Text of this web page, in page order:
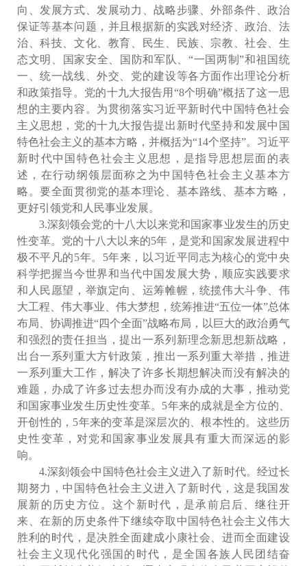
向、发展方式、发展动力、战略步骤、外部条件、政治
保证等基本问题，并且根据新的实践对经济、政治、法
治、科技、文化、教育、民生、民族、宗教、社会、生
态文明、国家安全、国防和军队、“一国两制”和祖国统
一、统一战线、外交、党的建设等各方面作出理论分析
和政策指导。党的十九大报告用“8个明确”概括了这一思
想的主要内容。为贯彻落实习近平新时代中国特色社会
主义思想，党的十九大报告提出新时代坚持和发展中国
特色社会主义的基本方略，并概括为“14个坚持”。习近平
新时代中国特色社会主义思想，是指导思想层面的表
述，在行动纲领层面称之为中国特色社会主义基本方
略。要全面贯彻党的基本理论、基本路线、基本方略，
更好引领党和人民事业发展。
3.深刻领会党的十八大以来党和国家事业发生的历史
性变革。党的十八大以来的5年，是党和国家发展进程中
极不平凡的5年。5年来，以习近平同志为核心的党中央
科学把握当今世界和当代中国发展大势，顺应实践要求
和人民愿望，举旗定向、运筹帷幄，统揽伟大斗争、伟
大工程、伟大事业、伟大梦想，统筹推进“五位一体”总体
布局、协调推进“四个全面”战略布局，以巨大的政治勇气
和强烈的责任担当，提出一系列新理念新思想新战略，
出台一系列重大方针政策，推出一系列重大举措，推进
一系列重大工作，解决了许多长期想解决而没有解决的
难题，办成了许多过去想办而没有办成的大事，推动党
和国家事业发生历史性变革。5年来的成就是全方位的、
开创性的，5年来的变革是深层次的、根本性的。这些历
史性变革，对党和国家事业发展具有重大而深远的影
响。
4.深刻领会中国特色社会主义进入了新时代。经过长
期努力，中国特色社会主义进入了新时代，这是我国发
展新的历史方位。这个新时代，是承前启后、继往开
来、在新的历史条件下继续夺取中国特色社会主义伟大
胜利的时代，是决胜全面建成小康社会、进而全面建设
社会主义现代化强国的时代，是全国各族人民团结奋